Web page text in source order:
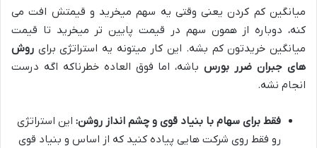
میانگین کم کردن یعنی وقتی یه سهم میخرید و قیمتش افت می
کنه، دوباره از همون سهم در قیمت پایین تر میخرید تا قیمت
میانگین خریدتون کم بشه. این کار میتونه یه استراتژی برای روش
های جبران ضرر بورسباشه، اما فوق العاده خطرناکه اگه درست
انجام نشه.
فقط برای سهام با بنیاد قوی و چشم انداز روشن: این استراتژی
رو فقط روی شرکت هایی پیاده کنید که از اساس و بنیاد قوی